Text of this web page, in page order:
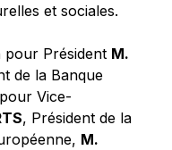
et sociales.
pour Président M.
de la Banque
Vice-
, Président de la
M.